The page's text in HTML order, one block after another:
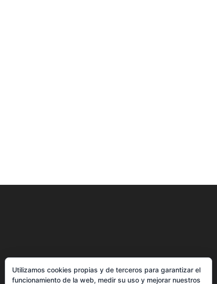
Utilizamos cookies propias y de terceros para garantizar el
funcionamiento de la web, medir su uso y mejorar nuestros